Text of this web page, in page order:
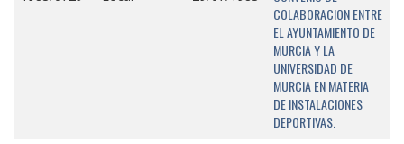
COLABORACION ENTRE
EL AYUNTAMIENTO DE
MURCIA Y LA
UNIVERSIDAD DE
MURCIA EN MATERIA
DE INSTALACIONES
DEPORTIVAS.